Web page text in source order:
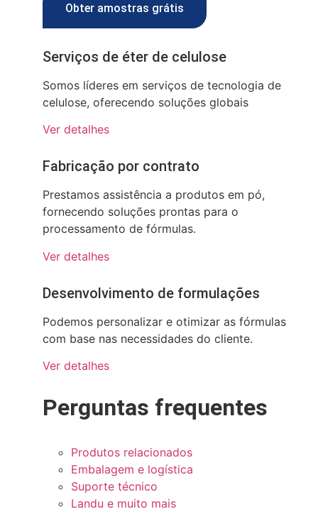
Obter amostras grátis
Serviços de éter de celulose
Somos líderes em serviços de tecnologia de
celulose, oferecendo soluções globais
Ver detalhes
Fabricação por contrato
Prestamos assistência a produtos em pó,
fornecendo soluções prontas para o
processamento de fórmulas.
Ver detalhes
Desenvolvimento de formulações
Podemos personalizar e otimizar as fórmulas
com base nas necessidades do cliente.
Ver detalhes
Perguntas frequentes
Produtos relacionados
Embalagem e logística
Suporte técnico
Landu e muito mais